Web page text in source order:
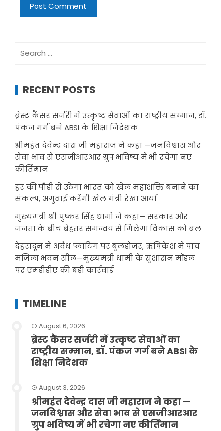
for:
RECENT POSTS
ब्रेस्ट कैंसर सर्जरी में उत्कृष्ट सेवाओं का राष्ट्रीय सम्मान, डॉ.
पंकज गर्ग बने ABSI के शिक्षा निदेशक
श्रीमहंत देवेन्द्र दास जी महाराज ने कहा —जनविश्वास और
सेवा भाव से एसजीआरआर ग्रुप भविष्य में भी रचेगा नए
कीर्तिमान
हर की पौड़ी से उठेगा भारत को खेल महाशक्ति बनाने का
संकल्प, अगुवाई करेंगी खेल मंत्री रेखा आर्या
मुख्यमंत्री श्री पुष्कर सिंह धामी ने कहा— सरकार और
जनता के बीच बेहतर समन्वय से मिलेगा विकास को बल
देहरादून में अवैध प्लाटिंग पर बुलडोजर, ऋषिकेश में पांच
मंजिला भवन सील—मुख्यमंत्री धामी के सुशासन मॉडल
पर एमडीडीए की बड़ी कार्रवाई
TIMELINE
August 6, 2026
ब्रेस्ट कैंसर सर्जरी में उत्कृष्ट सेवाओं का
राष्ट्रीय सम्मान, डॉ. पंकज गर्ग बने ABSI के
शिक्षा निदेशक
August 3, 2026
श्रीमहंत देवेन्द्र दास जी महाराज ने कहा —
जनविश्वास और सेवा भाव से एसजीआरआर
ग्रुप भविष्य में भी रचेगा नए कीर्तिमान